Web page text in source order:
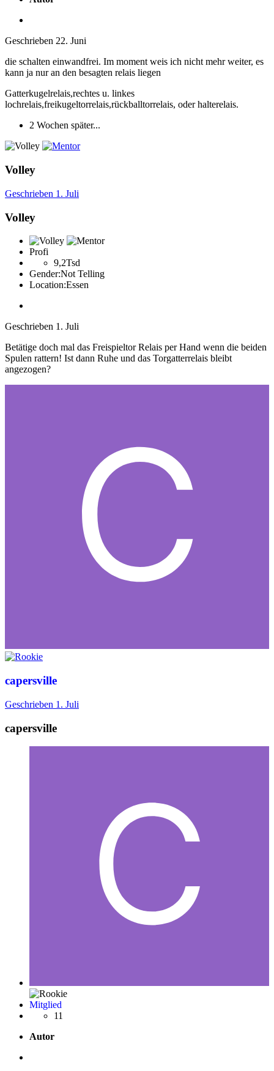
Geschrieben 22. Juni
die schalten einwandfrei. Im moment weis ich nicht mehr weiter, es
kann ja nur an den besagten relais liegen
Gatterkugelrelais,rechtes u. linkes
lochrelais,freikugeltorrelais,rückballtorrelais, oder halterelais.
2 Wochen später...
Volley
Geschrieben 1. Juli
Volley
Profi
9,2Tsd
Gender:Not Telling
Location:Essen
Geschrieben 1. Juli
Betätige doch mal das Freispieltor Relais per Hand wenn die beiden
Spulen rattern! Ist dann Ruhe und das Torgatterrelais bleibt
angezogen?
capersville
Geschrieben 1. Juli
capersville
Mitglied
11
Autor